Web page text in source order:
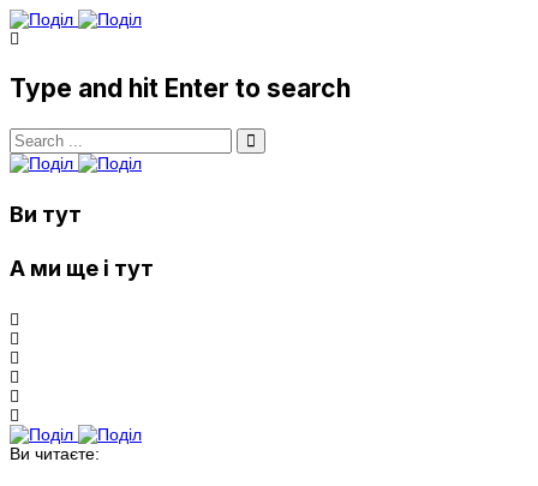
Type and hit Enter to search
Ви тут
А ми ще і тут
Ви читаєте: